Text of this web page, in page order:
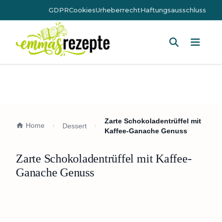
GDPRCookiesUrheberrechtHaftungsausschluss
Home Dessert
Zarte Schokoladentrüffel mit
Kaffee-Ganache Genuss
Zarte Schokoladentrüffel mit Kaffee-
Ganache Genuss